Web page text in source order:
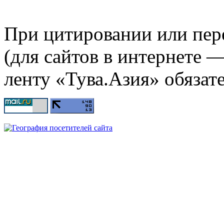
При цитировании или
(для сайтов в интернете
ленту «Тува.Азия»